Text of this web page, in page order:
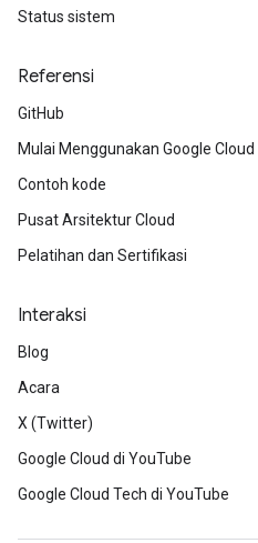
Status sistem
Referensi
GitHub
Mulai Menggunakan Google Cloud
Contoh kode
Pusat Arsitektur Cloud
Pelatihan dan Sertifikasi
Interaksi
Blog
Acara
X (Twitter)
Google Cloud di YouTube
Google Cloud Tech di YouTube